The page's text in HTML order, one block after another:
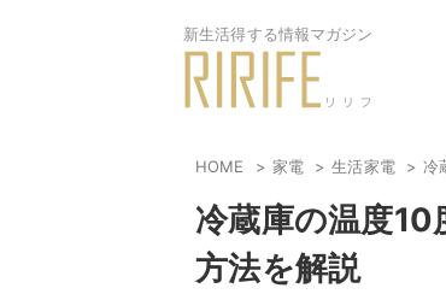
新生活得する情報マガジン
HOME 家電 生活家電 冷
冷蔵庫の温度10
方法を解説